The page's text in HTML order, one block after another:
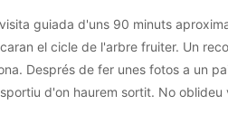
guiada d'uns 90 minuts
el cicle de l'arbre fruiter. Un
Després de fer unes fotos a un
d'on haurem sortit. No